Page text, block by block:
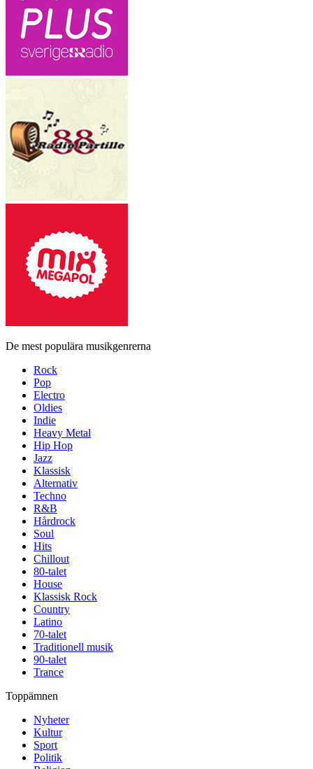
De mest populära musikgenrerna
Rock
Pop
Electro
Oldies
Indie
Heavy Metal
Hip Hop
Jazz
Klassisk
Alternativ
Techno
R&B
Hårdrock
Soul
Hits
Chillout
80-talet
House
Klassisk Rock
Country
Latino
70-talet
Traditionell musik
90-talet
Trance
Toppämnen
Nyheter
Kultur
Sport
Politik